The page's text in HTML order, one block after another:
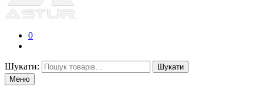
0
Шукати:
Шукати
Меню